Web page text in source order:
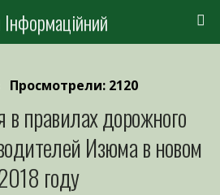
Просмотрели: 2120
в правилах дорожного
Изюма в новом
году